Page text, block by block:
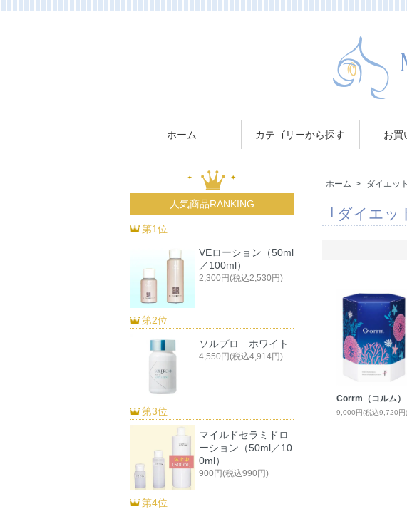
ホーム カテゴリーから探す お買
ホーム > ダイエット
｢ダイエッ
Corrm（コルム）
9,000円(税込9,720円)
人気商品RANKING
第1位
VEローション（50ml
／100ml）
2,300円(税込2,530円)
第2位
ソルプロ ホワイト
4,550円(税込4,914円)
第3位
マイルドセラミドロ
ーション（50ml／10
0ml）
900円(税込990円)
第4位